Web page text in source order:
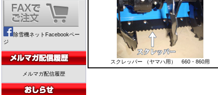
除雪機ネットFacebookペー
ジ
メルマガ配信履歴
スクレッパー （ヤマハ用） 660・860用